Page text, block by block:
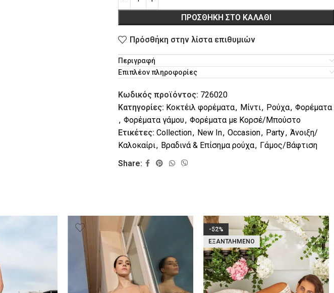
ΠΡΟΣΘΉΚΗ ΣΤΟ ΚΑΛΆΘΙ
Πρόσθήκη στην λίστα επιθυμιών
Περιγραφή
Επιπλέον πληροφορίες
Κωδικός προϊόντος: 726020
Κατηγορίες: Κοκτέιλ φορέματα, Μίντι, Ρούχα, Φορέματα
, Φορέματα γάμου, Φορέματα με Κορσέ/Μπούστο
Ετικέτες: Collection, New In, Occasion, Party, Άνοιξη/
Καλοκαίρι, Βραδινά & Επίσημα ρούχα, Γάμος/Βάφτιση
Share:
-52%
ΕΞΑΝΤΛΗΜΈΝΟ